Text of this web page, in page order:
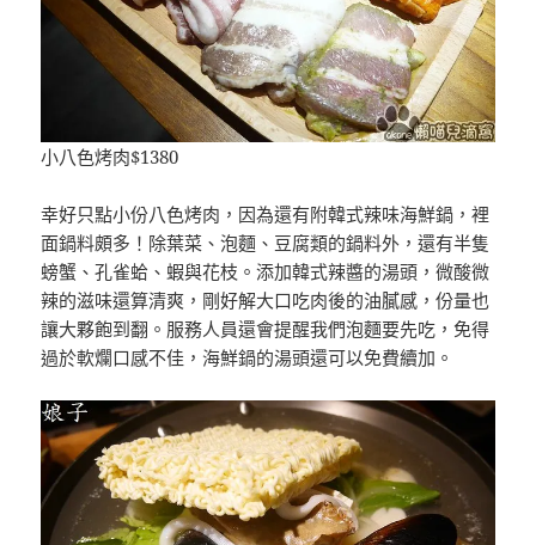
小八色烤肉$1380
幸好只點小份八色烤肉，因為還有附韓式辣味海鮮鍋，裡
面鍋料頗多！除葉菜、泡麵、豆腐類的鍋料外，還有半隻
螃蟹、孔雀蛤、蝦與花枝。添加韓式辣醬的湯頭，微酸微
辣的滋味還算清爽，剛好解大口吃肉後的油膩感，份量也
讓大夥飽到翻。服務人員還會提醒我們泡麵要先吃，免得
過於軟爛口感不佳，海鮮鍋的湯頭還可以免費續加。